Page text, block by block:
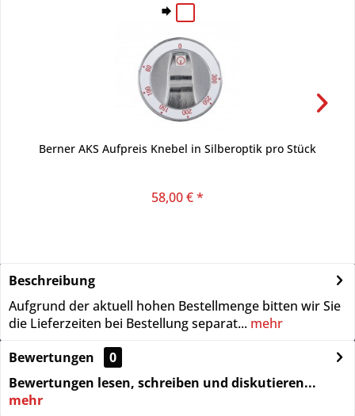
Berner AKS Aufpreis Knebel in Silberoptik pro Stück
58,00 € *
Beschreibung
Aufgrund der aktuell hohen Bestellmenge bitten wir Sie
die Lieferzeiten bei Bestellung separat... mehr
Bewertungen
0
Bewertungen lesen, schreiben und diskutieren...
mehr